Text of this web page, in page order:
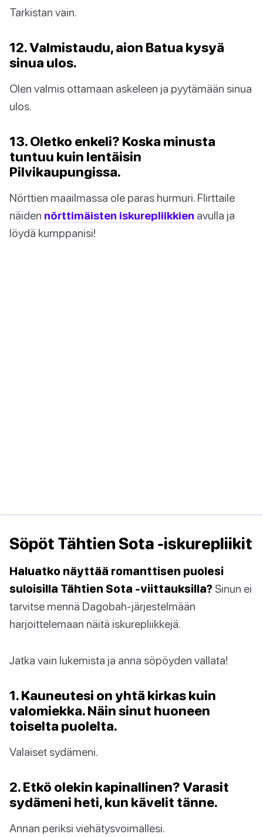
Tarkistan vain.
12. Valmistaudu, aion Batua kysyä
sinua ulos.
Olen valmis ottamaan askeleen ja pyytämään sinua
ulos.
13. Oletko enkeli? Koska minusta
tuntuu kuin lentäisin
Pilvikaupungissa.
Nörttien maailmassa ole paras hurmuri. Flirttaile
näiden nörttimäisten iskurepliikkien avulla ja
löydä kumppanisi!
Söpöt Tähtien Sota -iskurepliikit
Haluatko näyttää romanttisen puolesi
suloisilla Tähtien Sota -viittauksilla? Sinun ei
tarvitse mennä Dagobah-järjestelmään
harjoittelemaan näitä iskurepliikkejä.
Jatka vain lukemista ja anna söpöyden vallata!
1. Kauneutesi on yhtä kirkas kuin
valomiekka. Näin sinut huoneen
toiselta puolelta.
Valaiset sydämeni.
2. Etkö olekin kapinallinen? Varasit
sydämeni heti, kun kävelit tänne.
Annan periksi viehätysvoimallesi.